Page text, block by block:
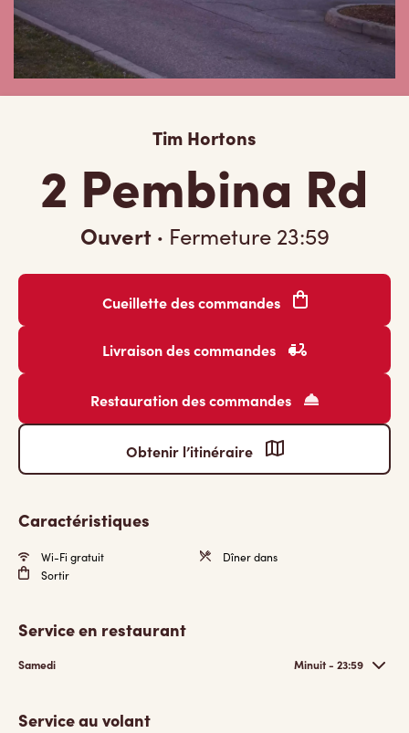
Tim Hortons
2 Pembina Rd
Ouvert · Fermeture 23:59
Cueillette des commandes
Livraison des commandes
Restauration des commandes
Obtenir l’itinéraire
Caractéristiques
Wi-Fi gratuit
Dîner dans
Sortir
Service en restaurant
Samedi Minuit - 23:59
Service au volant